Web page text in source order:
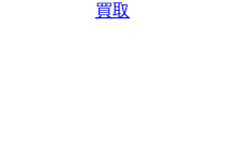
買取